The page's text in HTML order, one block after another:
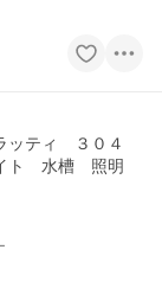
ッティ ３０４
ト 水槽 照明